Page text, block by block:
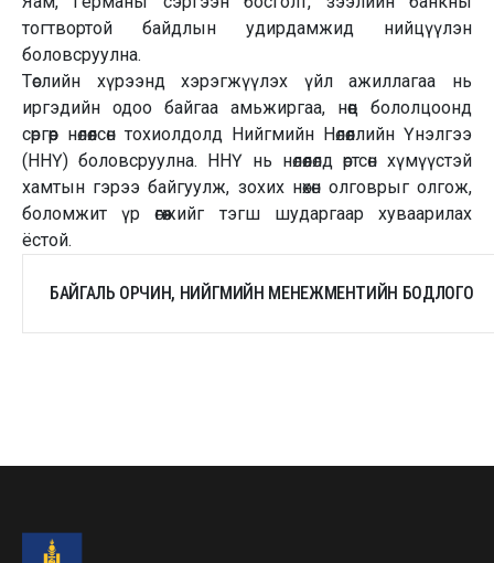
тогтвортой байдлын удирдамжид нийцүүлэн
боловсруулна.
Төслийн хүрээнд хэрэгжүүлэх үйл ажиллагаа нь
иргэдийн одоо байгаа амьжиргаа, нөөц бололцоонд
сөргөөр нөлөөлсөн тохиолдолд Нийгмийн Нөлөөллийн Үнэлгээ
(ННҮ) боловсруулна. ННҮ нь нөлөөлөлд өртсөн хүмүүстэй
хамтын гэрээ байгуулж, зохих нөхөн олговрыг олгож,
боломжит үр өгөөжийг тэгш шударгаар хуваарилах
ёстой.
БАЙГАЛЬ ОРЧИН, НИЙГМИЙН МЕНЕЖМЕНТИЙН БОДЛОГО